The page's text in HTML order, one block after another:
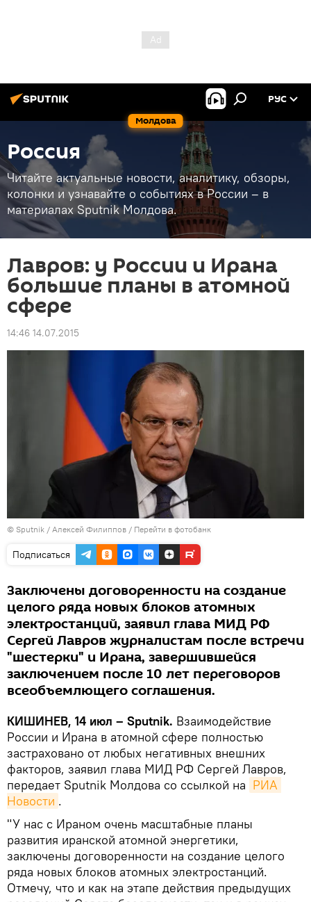
Молдова
РУС
Россия
Читайте актуальные новости, аналитику, обзоры,
колонки и узнавайте о событиях в России – в
материалах Sputnik Молдова.
Лавров: у России и Ирана
большие планы в атомной
сфере
14:46 14.07.2015
© Sputnik / Алексей Филиппов / Перейти в фотобанк
Подписаться
Заключены договоренности на создание
целого ряда новых блоков атомных
электростанций, заявил глава МИД РФ
Сергей Лавров журналистам после встречи
"шестерки" и Ирана, завершившейся
заключением после 10 лет переговоров
всеобъемлющего соглашения.
КИШИНЕВ, 14 июл – Sputnik. Взаимодействие
России и Ирана в атомной сфере полностью
застраховано от любых негативных внешних
факторов, заявил глава МИД РФ Сергей Лавров,
передает Sputnik Молдова со ссылкой на РИА
Новости .
"У нас с Ираном очень масштабные планы
развития иранской атомной энергетики,
заключены договоренности на создание целого
ряда новых блоков атомных электростанций.
Отмечу, что и как на этапе действия предыдущих